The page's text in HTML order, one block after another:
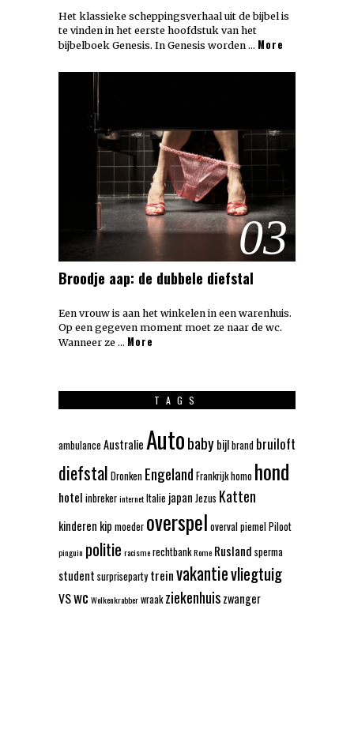
Het klassieke scheppingsverhaal uit de bijbel is
te vinden in het eerste hoofdstuk van het
bijbelboek Genesis. In Genesis worden … More
03
Broodje aap: de dubbele diefstal
Een vrouw is aan het winkelen in een warenhuis.
Op een gegeven moment moet ze naar de wc.
Wanneer ze … More
TAGS
ambulance AustralieAutobabybijlbrand bruiloft
diefstal Dronken Engeland Frankrijkhomo hond
hotel inbrekerinternetItalie japan Jezus Katten
kinderen kip moeder overspel overvalpiemelPiloot
pinguin politie racismerechtbankRome Rusland sperma
student surpriseparty treinvakantievliegtuig
VSwc Wolkenkrabberwraak ziekenhuiszwanger